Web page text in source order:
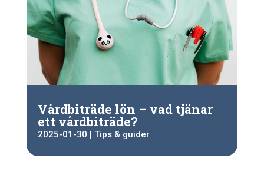
Vårdbiträde lön – vad tjänar
ett vårdbiträde?
2025-01-30 | Tips & guider